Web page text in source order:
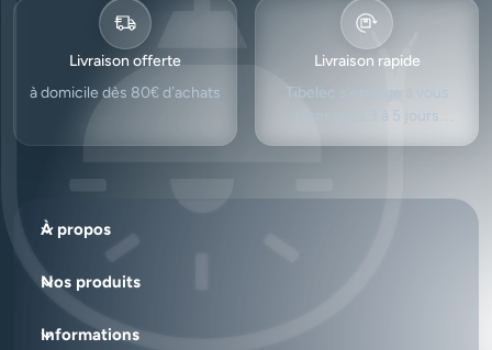
Livraison offerte
à domicile dès 80€ d’achats
Livraison rapide
Tibelec s'engage à vous
livrer sous 3 à 5 jours
À propos
Nos produits
Informations